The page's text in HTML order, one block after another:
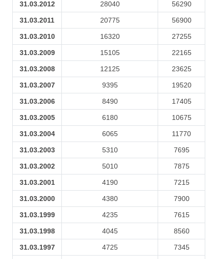
31.03.2012 28040 56290
31.03.2011 20775 56900
31.03.2010 16320 27255
31.03.2009 15105 22165
31.03.2008 12125 23625
31.03.2007 9395 19520
31.03.2006 8490 17405
31.03.2005 6180 10675
31.03.2004 6065 11770
31.03.2003 5310 7695
31.03.2002 5010 7875
31.03.2001 4190 7215
31.03.2000 4380 7900
31.03.1999 4235 7615
31.03.1998 4045 8560
31.03.1997 4725 7345